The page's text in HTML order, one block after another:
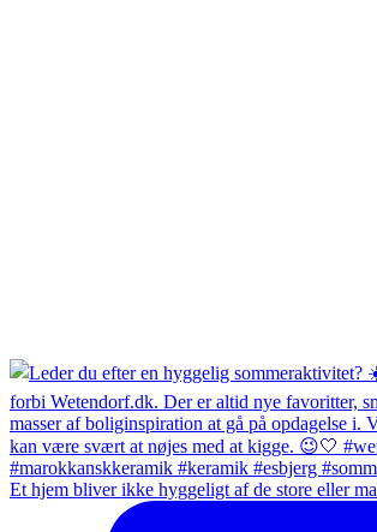
Et hjem bliver ikke hyggeligt af de store eller ma